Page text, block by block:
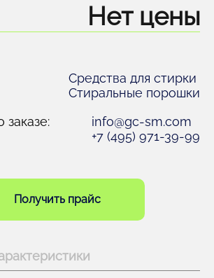
Нет цены
Средства для стирки
Стиральные порошки
info@gc-sm.com
+7 (495) 971-39-99
Получить прайс